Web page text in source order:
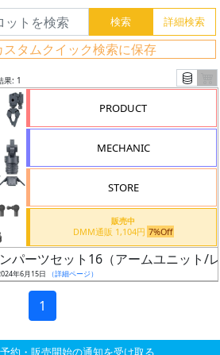
タムクイック検索に保存
果: 1
PRODUCT
MECHANIC
STORE
販売中
DMM通販 1,104円 7%Off
パーツセット16（アームユニット/
年6月15日 （詳細ページ）
1
約・販売開始の通知を受け取る